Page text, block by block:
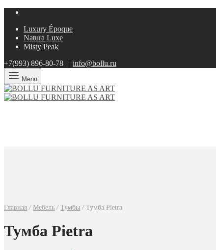
Luxury Époque
Natura Luxe
Misty Peak
+7(993) 896-80-78 | info@bollu.ru
Menu
Главная / Мебель / Тумбы /Тумба Pietra
Тумба Pietra